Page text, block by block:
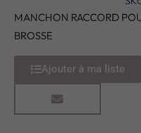
MANCHON RACCORD
BROSSE
Ajouter à ma liste